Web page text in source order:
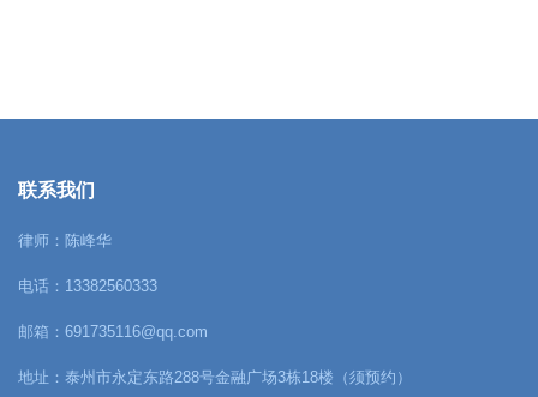
联系我们
律师：陈峰华
电话：13382560333
邮箱：691735116@qq.com
地址：泰州市永定东路288号金融广场3栋18楼（须预约）